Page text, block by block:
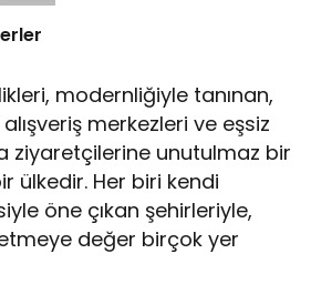
modernliğiyle tanınan,
merkezleri ve eşsiz
ziyaretçilerine unutulmaz bir
ülkedir. Her biri kendi
öne çıkan şehirleriyle,
değer birçok yer